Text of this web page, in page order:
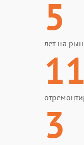
5
лет на
3